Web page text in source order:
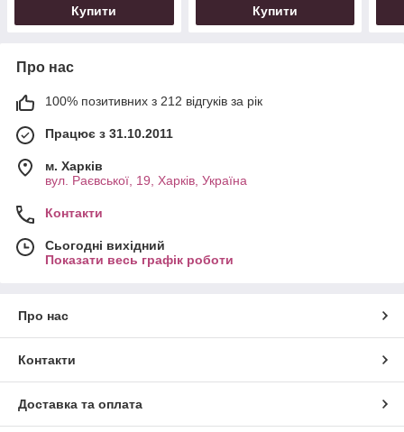
Купити Купити
Про нас
100% позитивних з 212 відгуків за рік
Працює з 31.10.2011
м. Харків
вул. Раєвської, 19, Харків, Україна
Контакти
Сьогодні вихідний
Показати весь графік роботи
Про нас
Контакти
Доставка та оплата